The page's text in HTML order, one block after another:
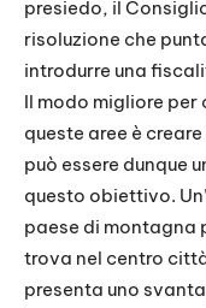
presiedo, il
risoluzione che
introdurre una
Il modo migliore
queste aree è
può essere dunque
questo obiettivo.
paese di montagna
trova nel centro
presenta uno